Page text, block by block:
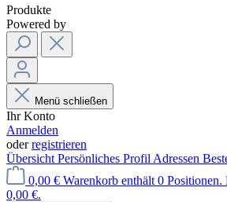
Produkte
Powered by
Menü schließen
Ihr Konto
Anmelden
oderregistrieren
Übersicht Persönliches Profil Adressen
0,00 € Warenkorb enthält 0
0,00 €.